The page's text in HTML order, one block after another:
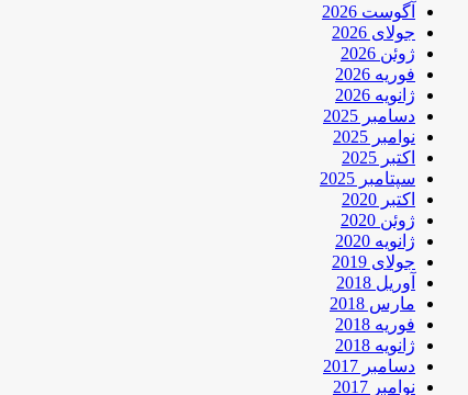
آگوست 2026
جولای 2026
ژوئن 2026
فوریه 2026
ژانویه 2026
دسامبر 2025
نوامبر 2025
اکتبر 2025
سپتامبر 2025
اکتبر 2020
ژوئن 2020
ژانویه 2020
جولای 2019
آوریل 2018
مارس 2018
فوریه 2018
ژانویه 2018
دسامبر 2017
نوامبر 2017